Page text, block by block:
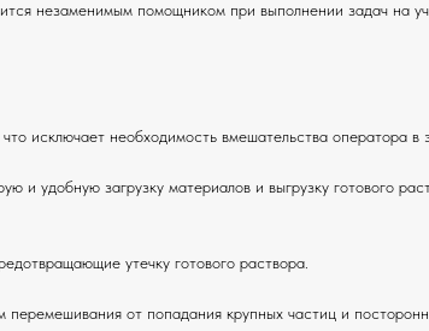
незаменимым помощником при выполнении задач на
исключает необходимость вмешательства оператора в
и удобную загрузку материалов и выгрузку готового
утечку готового раствора.
от попадания крупных частиц и